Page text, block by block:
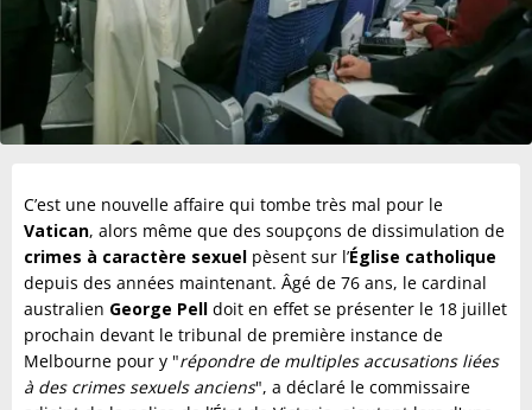
C’est une nouvelle affaire qui tombe très mal pour le
Vatican, alors même que des soupçons de dissimulation de
crimes à caractère sexuel pèsent sur l’Église catholique
depuis des années maintenant. Âgé de 76 ans, le cardinal
australien George Pell doit en effet se présenter le 18 juillet
prochain devant le tribunal de première instance de
Melbourne pour y "répondre de multiples accusations liées
à des crimes sexuels anciens", a déclaré le commissaire